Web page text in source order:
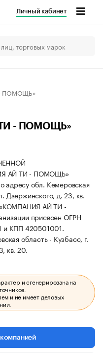
Личный кабинет
ПОМОЩЬ»
- ПОМОЩЬ»
АЙ ТИ - ПОМОЩЬ»
адресу обл. Кемеровская
Дзержинского, д. 23, кв.
АЙ ТИ -
присвоен ОГРН
и КПП 420501001.
область - Кузбасс, г.
кв. 20.
и сгенерирована на
и не имеет деловых